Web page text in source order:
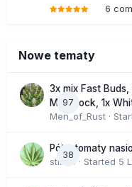
6
Nowe tematy
97
3x mix Fast
Moonrock, 1x
Men_of_Rust ·
38
Półautomaty
stix33 · Started 5